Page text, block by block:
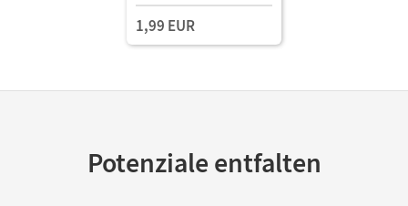
1,99 EUR
Potenziale entfalten